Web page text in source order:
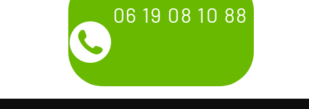
06 19 08 10 88